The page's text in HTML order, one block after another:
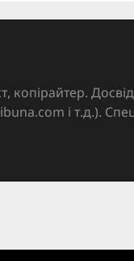
копірайтер.
і т.д.).